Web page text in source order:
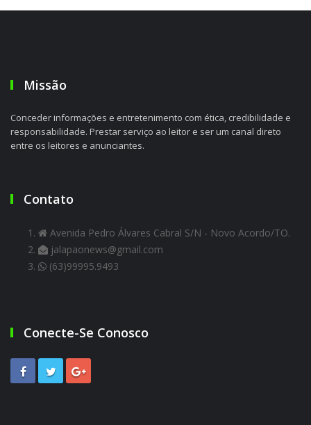
Missão
Conceder informações e entretenimento com ética, credibilidade e
responsabilidade. Prestar serviço ao leitor e ser um canal direto
entre os leitores e anunciantes.
Contato
Avenida Pedro Álvares Cabral S/N - Novo Acordo/TO.
jalapaonews@gmail.com
(63)99995.9493
Conecte-Se Conosco